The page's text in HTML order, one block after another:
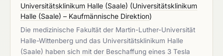
Universitätsklinikum Halle (Saale) (Universitätsklinikum
Halle (Saale) – Kaufmännische Direktion)
Die medizinische Fakultät der Martin-Luther-Universität
Halle-Wittenberg und das Universitätsklinikum Halle
(Saale) haben sich mit der Beschaffung eines 3 Tesla